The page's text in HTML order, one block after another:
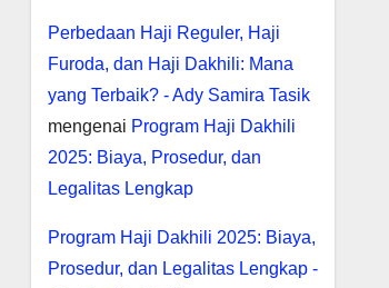
Perbedaan Haji Reguler, Haji
Furoda, dan Haji Dakhili: Mana
yang Terbaik? - Ady Samira Tasik
mengenai Program Haji Dakhili
2025: Biaya, Prosedur, dan
Legalitas Lengkap
Program Haji Dakhili 2025: Biaya,
Prosedur, dan Legalitas Lengkap -